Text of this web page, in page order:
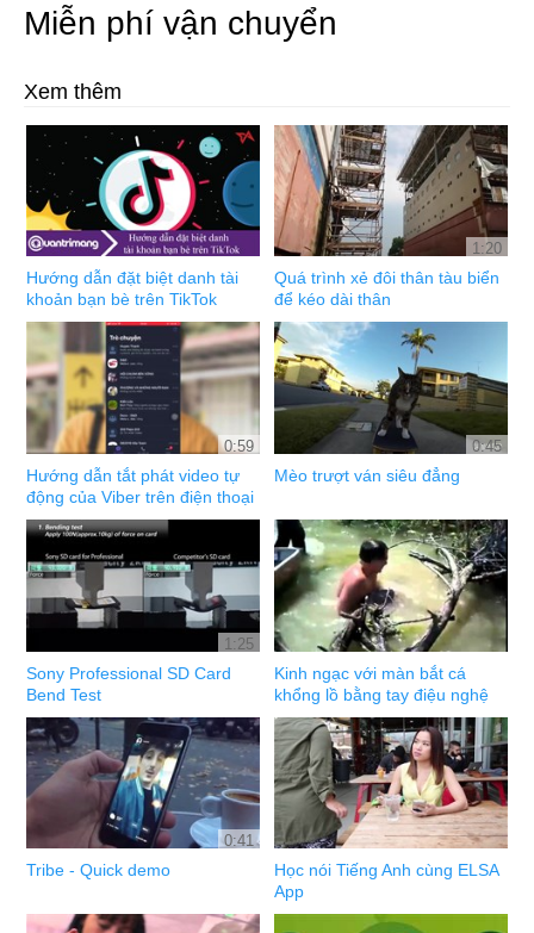
Miễn phí vận chuyển
Xem thêm
Hướng dẫn đặt biệt danh tài
khoản bạn bè trên TikTok
1:20
Quá trình xẻ đôi thân tàu biển
để kéo dài thân
0:59
Hướng dẫn tắt phát video tự
động của Viber trên điện thoại
0:45
Mèo trượt ván siêu đẳng
1:25
Sony Professional SD Card
Bend Test
Kinh ngạc với màn bắt cá
khổng lồ bằng tay điệu nghệ
0:41
Tribe - Quick demo
Học nói Tiếng Anh cùng ELSA
App